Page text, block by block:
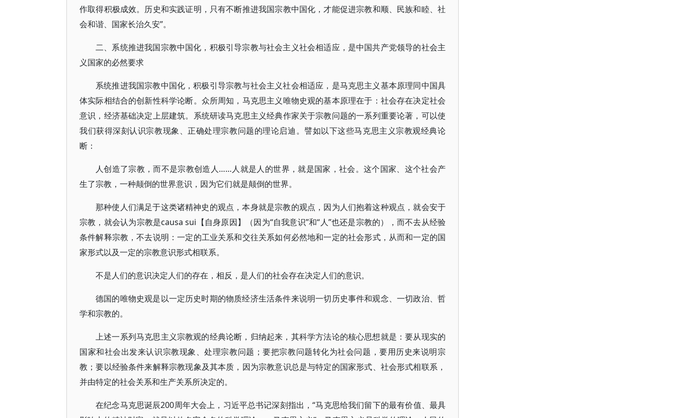
作取得积极成效。历史和实践证明，只有不断推进我国宗教中国化，才能促进宗教和顺、民族和睦、社
会和谐、国家长治久安”。
二、系统推进我国宗教中国化，积极引导宗教与社会主义社会相适应，是中国共产党领导的社会主
义国家的必然要求
系统推进我国宗教中国化，积极引导宗教与社会主义社会相适应，是马克思主义基本原理同中国具
体实际相结合的创新性科学论断。众所周知，马克思主义唯物史观的基本原理在于：社会存在决定社会
意识，经济基础决定上层建筑。系统研读马克思主义经典作家关于宗教问题的一系列重要论著，可以使
我们获得深刻认识宗教现象、正确处理宗教问题的理论启迪。譬如以下这些马克思主义宗教观经典论
断：
人创造了宗教，而不是宗教创造人……人就是人的世界，就是国家，社会。这个国家、这个社会产
生了宗教，一种颠倒的世界意识，因为它们就是颠倒的世界。
那种使人们满足于这类诸精神史的观点，本身就是宗教的观点，因为人们抱着这种观点，就会安于
宗教，就会认为宗教是causa sui【自身原因】（因为“自我意识”和“人”也还是宗教的），而不去从经验
条件解释宗教，不去说明：一定的工业关系和交往关系如何必然地和一定的社会形式，从而和一定的国
家形式以及一定的宗教意识形式相联系。
不是人们的意识决定人们的存在，相反，是人们的社会存在决定人们的意识。
德国的唯物史观是以一定历史时期的物质经济生活条件来说明一切历史事件和观念、一切政治、哲
学和宗教的。
上述一系列马克思主义宗教观的经典论断，归纳起来，其科学方法论的核心思想就是：要从现实的
国家和社会出发来认识宗教现象、处理宗教问题；要把宗教问题转化为社会问题，要用历史来说明宗
教；要以经验条件来解释宗教现象及其本质，因为宗教意识总是与特定的国家形式、社会形式相联系，
并由特定的社会关系和生产关系所决定的。
在纪念马克思诞辰200周年大会上，习近平总书记深刻指出，“马克思给我们留下的最有价值、最具